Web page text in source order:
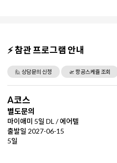
⚡ 참관 프로그램 안내
🙋 상담문의 신청 🛫 항공스케쥴 조회
A코스
별도문의
마이애미 5일 DL / 에어텔
출발일 2027-06-15
5일